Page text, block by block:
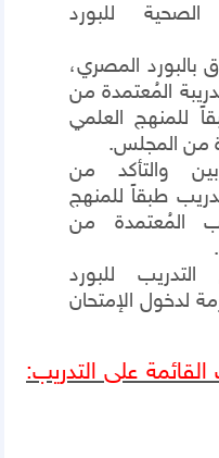
للبورد
بالبورد المصري،
المُعتمدة من
للمنهج العلمي
من المجلس.
والتأكد من
طبقاً للمنهج
المُعتمدة من
للبورد
لدخول الإمتحان
على التدريب: